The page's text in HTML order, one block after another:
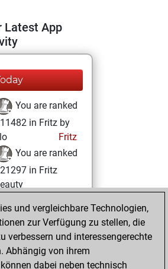
Latest App
You are ranked
in Fritz by
Fritz
You are ranked
in Fritz
30,
You achieved a
und vergleichbare Technologien,
zur Verfügung zu stellen, die
verbessern und interessengerechte
Abhängig von ihrem
dabei neben technisch